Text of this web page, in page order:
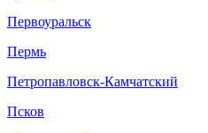
Первоуральск
Пермь
Петропавловск-Камчатский
Псков